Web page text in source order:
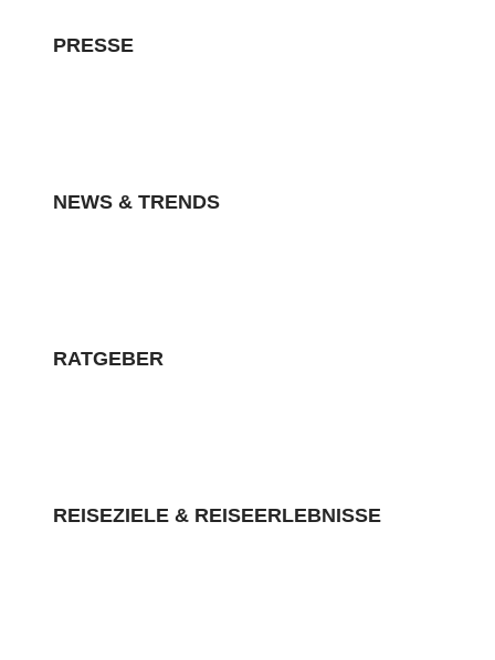
PRESSE
NEWS & TRENDS
RATGEBER
REISEZIELE & REISEERLEBNISSE